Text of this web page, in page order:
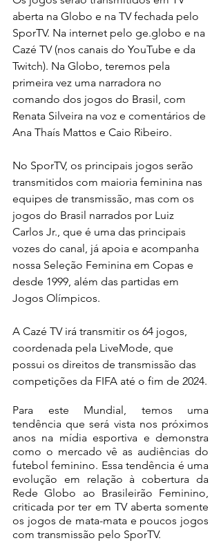
aberta na Globo e na TV fechada pelo
SporTV. Na internet pelo ge.globo e na
Cazé TV (nos canais do YouTube e da
Twitch). Na Globo, teremos pela
primeira vez uma narradora no
comando dos jogos do Brasil, com
Renata Silveira na voz e comentários de
Ana Thaís Mattos e Caio Ribeiro.
No SporTV, os principais jogos serão
transmitidos com maioria feminina nas
equipes de transmissão, mas com os
jogos do Brasil narrados por Luiz
Carlos Jr., que é uma das principais
vozes do canal, já apoia e acompanha
nossa Seleção Feminina em Copas e
desde 1999, além das partidas em
Jogos Olímpicos.
A Cazé TV irá transmitir os 64 jogos,
coordenada pela LiveMode, que
possui os direitos de transmissão das
competições da FIFA até o fim de 2024.
Para este Mundial, temos uma
tendência que será vista nos próximos
anos na mídia esportiva e demonstra
como o mercado vê as audiências do
futebol feminino. Essa tendência é uma
evolução em relação à cobertura da
Rede Globo ao Brasileirão Feminino,
criticada por ter em TV aberta somente
os jogos de mata-mata e poucos jogos
com transmissão pelo SporTV.